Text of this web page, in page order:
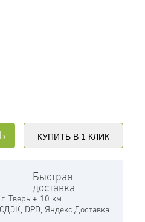
КУПИТЬ В 1 КЛИК
Быстрая
доставка
Тверь + 10 км
DPD, Яндекс.Доставка